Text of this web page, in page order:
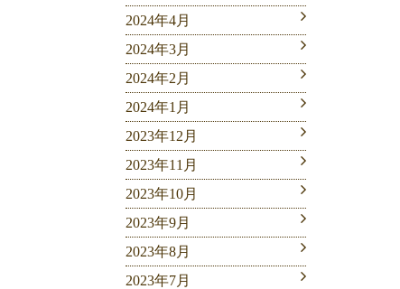
2024年4月
2024年3月
2024年2月
2024年1月
2023年12月
2023年11月
2023年10月
2023年9月
2023年8月
2023年7月